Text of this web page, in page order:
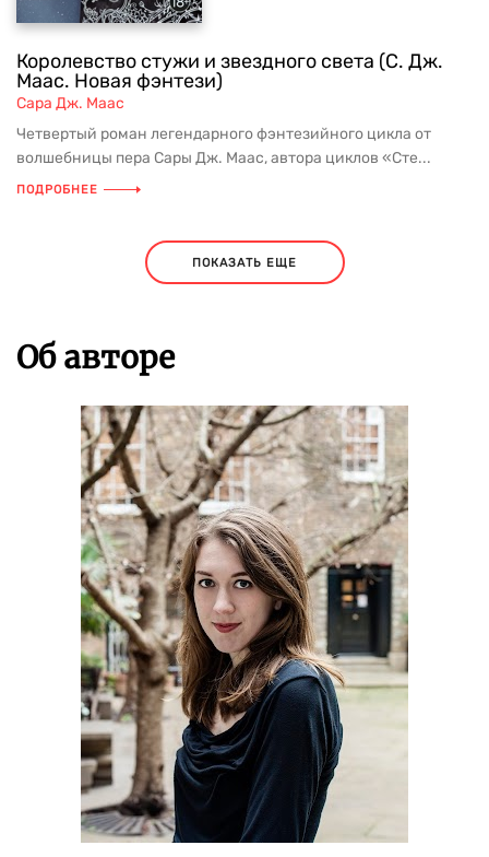
Королевство стужи и звездного света (С. Дж.
Маас. Новая фэнтези)
Сара Дж. Маас
Четвертый роман легендарного фэнтезийного цикла от
волшебницы пера Сары Дж. Маас, автора циклов «Сте...
ПОДРОБНЕЕ
ПОКАЗАТЬ ЕЩЕ
Об авторе